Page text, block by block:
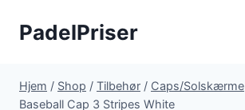
PadelPriser
Hjem / Shop / Tilbehør / Caps/Solskærme
Baseball Cap 3 Stripes White